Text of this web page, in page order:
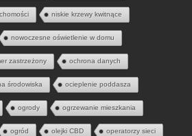
niskie krzewy kwitnące
nowoczesne oświetlenie w domu
zastrzeżony ochrona danych
środowiska ocieplenie poddasza
ogrody ogrzewanie mieszkania
ogród olejki CBD operatorzy sieci